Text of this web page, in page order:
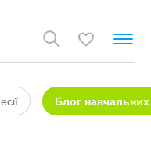
Блог навчальних